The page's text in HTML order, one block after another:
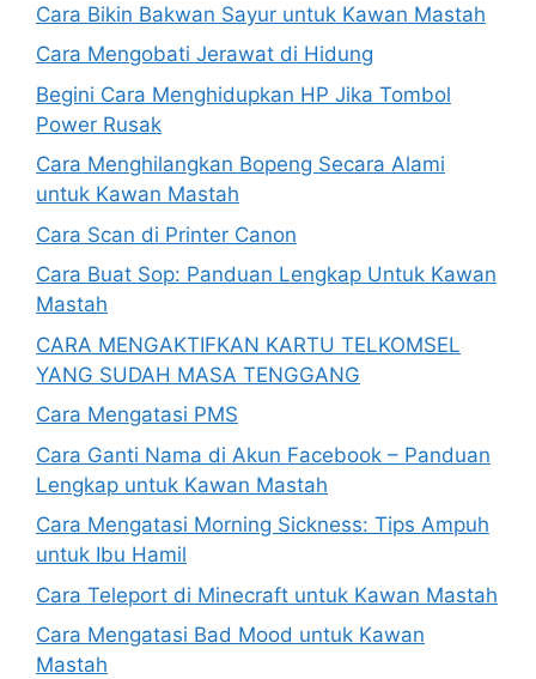
Cara Bikin Bakwan Sayur untuk Kawan Mastah
Cara Mengobati Jerawat di Hidung
Begini Cara Menghidupkan HP Jika Tombol
Power Rusak
Cara Menghilangkan Bopeng Secara Alami
untuk Kawan Mastah
Cara Scan di Printer Canon
Cara Buat Sop: Panduan Lengkap Untuk Kawan
Mastah
CARA MENGAKTIFKAN KARTU TELKOMSEL
YANG SUDAH MASA TENGGANG
Cara Mengatasi PMS
Cara Ganti Nama di Akun Facebook – Panduan
Lengkap untuk Kawan Mastah
Cara Mengatasi Morning Sickness: Tips Ampuh
untuk Ibu Hamil
Cara Teleport di Minecraft untuk Kawan Mastah
Cara Mengatasi Bad Mood untuk Kawan
Mastah